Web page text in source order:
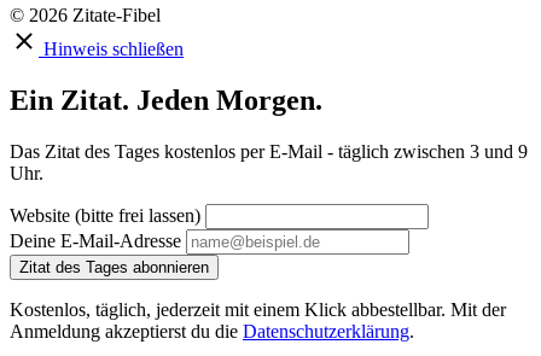
© 2026 Zitate-Fibel
Hinweis schließen
Ein Zitat. Jeden Morgen.
Das Zitat des Tages kostenlos per E-Mail - täglich zwischen 3 und 9
Uhr.
Website (bitte frei lassen)
Deine E-Mail-Adresse
Zitat des Tages abonnieren
Kostenlos, täglich, jederzeit mit einem Klick abbestellbar. Mit der
Anmeldung akzeptierst du die Datenschutzerklärung.